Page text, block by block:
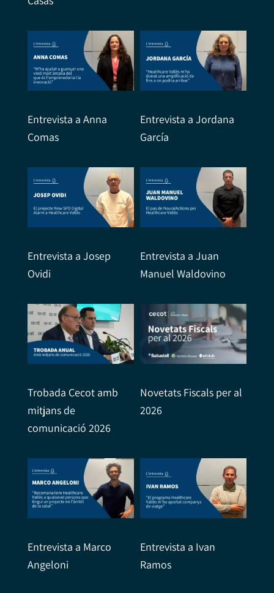
Entrevista a Anna
Comas
Entrevista a Jordana
García
Entrevista a Josep
Ovidi
Entrevista a Juan
Manuel Waldovino
Trobada Cecot amb
mitjans de
comunicació 2026
Novetats Fiscals per al
2026
Entrevista a Marco
Angeloni
Entrevista a Ivan
Ramos